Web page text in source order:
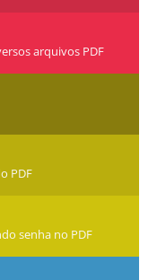
arquivos PDF
PDF
senha no PDF